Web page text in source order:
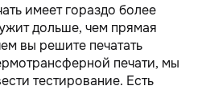
имеет гораздо более
дольше, чем прямая
вы решите печатать
печати, мы
тестирование. Есть